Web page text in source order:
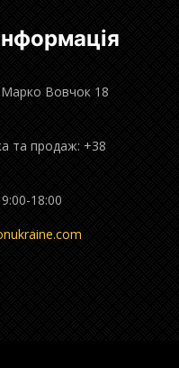
Марко Вовчок 18
та продаж: +38
18:00